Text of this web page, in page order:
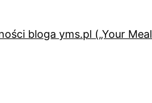
bloga yms.pl („Your